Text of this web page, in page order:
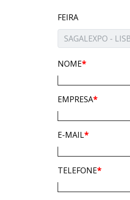
FEIRA
NOME*
EMPRESA*
E-MAIL*
TELEFONE*